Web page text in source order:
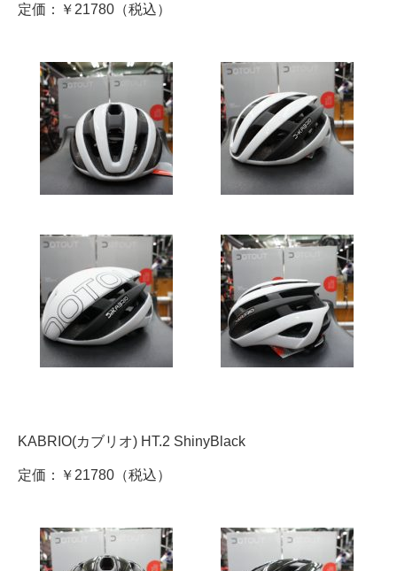
定価：￥21780（税込）
KABRIO(カブリオ) HT.2 ShinyBlack
定価：￥21780（税込）